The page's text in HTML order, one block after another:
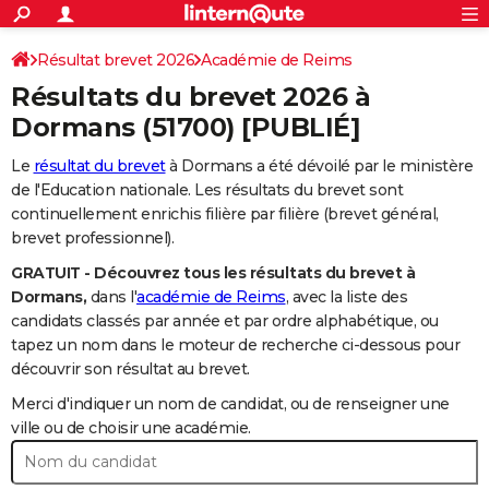
ACTUALITÉS
Politique
Société
Faits Divers
Education
Monde
Villes
+
SPORT
Coupe du monde 2026
Football
Tennis
Cyclisme
Rugby
Forum
FINANCE
Retraite
Impôts
Epargne
Immobilier
Risques naturels par ville
Banque
Assurance
Crédit
Essais
Réserver un essai
Citadines
Berlines
SUV
Forum auto
+
HIGH-TECH
Meilleur smartphone
Guide high-tech
BRICOLAGE
Forum
Aménagement intérieur
Extérieur
Cuisine
Salle de bains
Jardinage
Rangement
+
Guides de France
Escapades
Patrimoine
Expositions
Musées
Week-end nature
+
Art de vivre
Bien-être
Loisirs
Mode
Modes de vie
+ SANTE
Alimentation
Guide de la santé
Maladies
Médicaments
Sommeil
VOYAGE
S'inscrire
Connexion
Résultat brevet 2026 Académie de Reims
Résultats du brevet 2026 à
Dormans(51700) [PUBLIÉ]
Le résultat du brevetà Dormans a été dévoilé par le ministère
de l'Education nationale. Les résultats du brevet sont
continuellement enrichis filière par filière (brevet général,
brevet professionnel).
GRATUIT - Découvrez tous les résultats du brevet à
Dormans, dans l'académie de Reims, avec la liste des
candidats classés par année et par ordre alphabétique, ou
tapez un nom dans le moteur de recherche ci-dessous pour
découvrir son résultat au brevet.
Merci d'indiquer un nom de candidat, ou de renseigner une
ville ou de choisir une académie.